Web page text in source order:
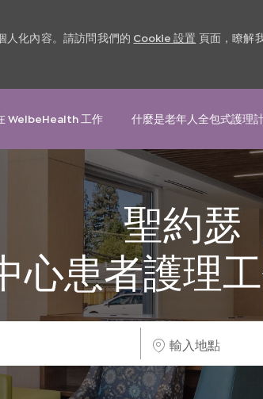
人化內容。請訪問我們的 Cookie 設置 頁面，瞭解
WelbeHealth 工作 什麼是老年人全包式護理計
聖約瑟
心患者護理
輸
入
地